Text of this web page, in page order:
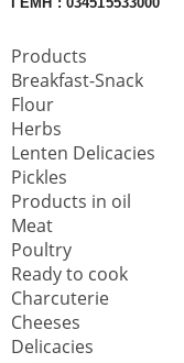
Products
Breakfast-Snack
Flour
Herbs
Lenten Delicacies
Pickles
Products in oil
Meat
Poultry
Ready to cook
Charcuterie
Cheeses
Delicacies